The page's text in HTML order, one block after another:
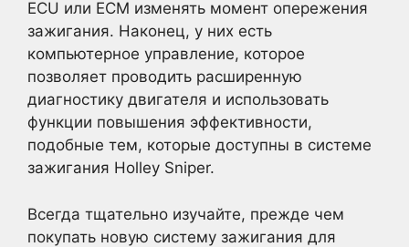
ECU или ECM изменять момент опережения
зажигания. Наконец, у них есть
компьютерное управление, которое
позволяет проводить расширенную
диагностику двигателя и использовать
функции повышения эффективности,
подобные тем, которые доступны в системе
зажигания Holley Sniper.
Всегда тщательно изучайте, прежде чем
покупать новую систему зажигания для